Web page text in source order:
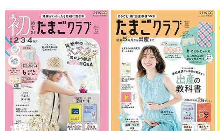
で、さらに体に負担が少ない仕事内容となるとリハビリという職
業柄何があるのかとすごく悩みました。
また、すでに仕事内容を変えてもらっていたので、さらに変えて
ほしいと伝えることにも申し訳なさがありました。でも、突然切
迫早産になって明日から来れません、となれば、もっと迷惑がか
かってしまうと思ったり、上司に相談するまではもやもやした気
持ちで過ごしていました。
意を決して相談してみると「処理してほしい書類があるからちょ
うどよかったー！」とデスクワークをメインにしてもらえること